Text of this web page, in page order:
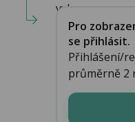
vylo...
Pro
se přihlásit.
Přihlášení/
průměrně 2